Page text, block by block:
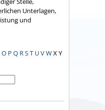
Unterlagen,
und
O P Q RST UVWXY